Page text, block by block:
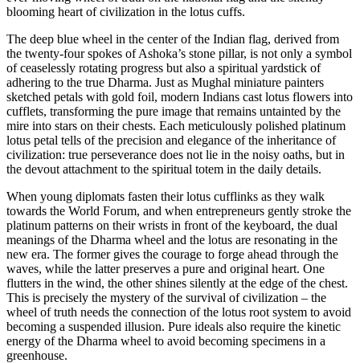
blooming heart of civilization in the lotus cuffs.
The deep blue wheel in the center of the Indian flag, derived from
the twenty-four spokes of Ashoka’s stone pillar, is not only a symbol
of ceaselessly rotating progress but also a spiritual yardstick of
adhering to the true Dharma. Just as Mughal miniature painters
sketched petals with gold foil, modern Indians cast lotus flowers into
cufflets, transforming the pure image that remains untainted by the
mire into stars on their chests. Each meticulously polished platinum
lotus petal tells of the precision and elegance of the inheritance of
civilization: true perseverance does not lie in the noisy oaths, but in
the devout attachment to the spiritual totem in the daily details.
When young diplomats fasten their lotus cufflinks as they walk
towards the World Forum, and when entrepreneurs gently stroke the
platinum patterns on their wrists in front of the keyboard, the dual
meanings of the Dharma wheel and the lotus are resonating in the
new era. The former gives the courage to forge ahead through the
waves, while the latter preserves a pure and original heart. One
flutters in the wind, the other shines silently at the edge of the chest.
This is precisely the mystery of the survival of civilization – the
wheel of truth needs the connection of the lotus root system to avoid
becoming a suspended illusion. Pure ideals also require the kinetic
energy of the Dharma wheel to avoid becoming specimens in a
greenhouse.